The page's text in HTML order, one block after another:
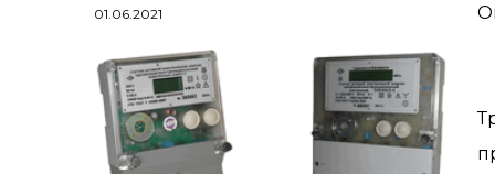
Стремянки алюминиевые
Стремянки двухсторонние
алюминиевые
Стремянки стальные
01.06.2021